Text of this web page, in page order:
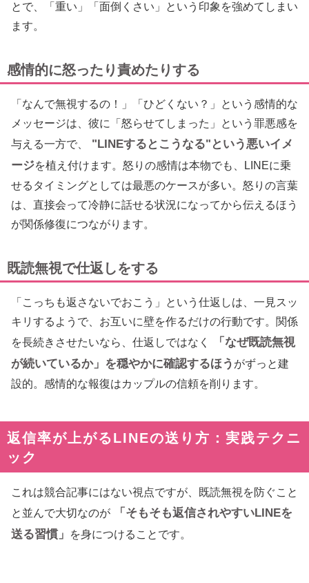
とで、「重い」「面倒くさい」という印象を強めてしまい
ます。
感情的に怒ったり責めたりする
「なんで無視するの！」「ひどくない？」という感情的な
メッセージは、彼に「怒らせてしまった」という罪悪感を
与える一方で、
"LINEするとこうなる"という悪いイメ
ージを植え付けます。怒りの感情は本物でも、LINEに乗
せるタイミングとしては最悪のケースが多い。怒りの言葉
は、直接会って冷静に話せる状況になってから伝えるほう
が関係修復につながります。
既読無視で仕返しをする
「こっちも返さないでおこう」という仕返しは、一見スッ
キリするようで、お互いに壁を作るだけの行動です。関係
を長続きさせたいなら、仕返しではなく
「なぜ既読無視
が続いているか」を穏やかに確認するほう がずっと建
設的。感情的な報復はカップルの信頼を削ります。
返信率が上がるLINEの送り方：実践テクニ
ック
これは競合記事にはない視点ですが、既読無視を防ぐこと
と並んで大切なのが
「そもそも返信されやすいLINEを
送る習慣」
を身につけることです。